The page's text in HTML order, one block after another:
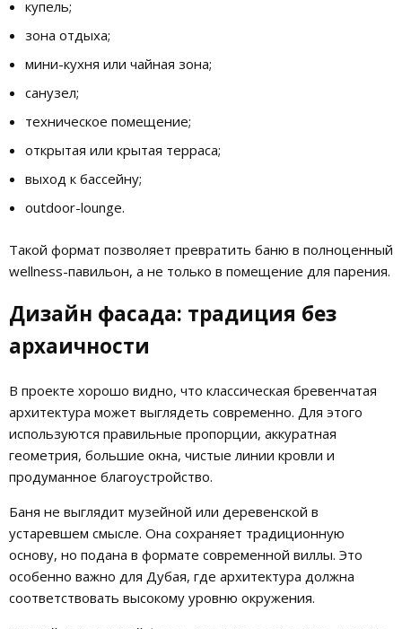
купель;
зона отдыха;
мини-кухня или чайная зона;
санузел;
техническое помещение;
открытая или крытая терраса;
выход к бассейну;
outdoor-lounge.
Такой формат позволяет превратить баню в полноценный
wellness-павильон, а не только в помещение для парения.
Дизайн фасада: традиция без
архаичности
В проекте хорошо видно, что классическая бревенчатая
архитектура может выглядеть современно. Для этого
используются правильные пропорции, аккуратная
геометрия, большие окна, чистые линии кровли и
продуманное благоустройство.
Баня не выглядит музейной или деревенской в
устаревшем смысле. Она сохраняет традиционную
основу, но подана в формате современной виллы. Это
особенно важно для Дубая, где архитектура должна
соответствовать высокому уровню окружения.